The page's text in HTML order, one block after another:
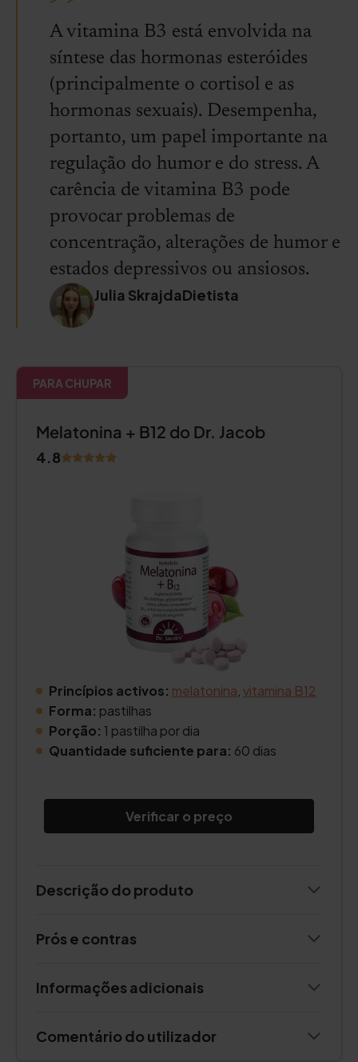
A vitamina B3 está envolvida na
síntese das hormonas esteróides
(principalmente o cortisol e as
hormonas sexuais). Desempenha,
portanto, um papel importante na
regulação do humor e do stress. A
carência de vitamina B3 pode
provocar problemas de
concentração, alterações de humor e
estados depressivos ou ansiosos.
Julia SkrajdaDietista
PARA CHUPAR
Melatonina + B12 do Dr. Jacob
4.8
Princípios activos: melatonina vitamina B12
Forma: pastilhas
Porção: 1 pastilha por dia
Quantidade suficiente para: 60 dias
Verificar o preço
Descrição do produto
Prós e contras
Informações adicionais
Comentário do utilizador